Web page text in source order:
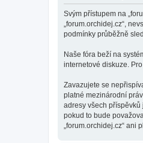
Svým přístupem na
„forum.orchidej.cz“,
podmínky průběžně
Naše fóra beží na
internetové diskuze.
Zavazujete se
platné mezinárodní
adresy všech příspěvků
pokud to bude
„forum.orchidej.cz“